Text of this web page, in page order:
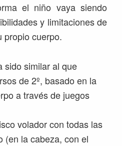
el niño vaya siendo
y limitaciones de
propio cuerpo.
sido similar al que
de 2º, basado en la
a través de juegos
volador con todas las
(en la cabeza, con el